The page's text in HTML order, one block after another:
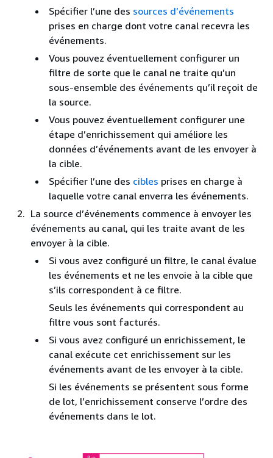
Spécifier l’une des sources d’événements
prises en charge dont votre canal recevra les
événements.
Vous pouvez éventuellement configurer un
filtre de sorte que le canal ne traite qu’un
sous-ensemble des événements qu’il reçoit de
la source.
Vous pouvez éventuellement configurer une
étape d’enrichissement qui améliore les
données d’événements avant de les envoyer à
la cible.
Spécifier l’une des cibles prises en charge à
laquelle votre canal enverra les événements.
La source d’événements commence à envoyer les
événements au canal, qui les traite avant de les
envoyer à la cible.
Si vous avez configuré un filtre, le canal évalue
les événements et ne les envoie à la cible que
s’ils correspondent à ce filtre.
Seuls les événements qui correspondent au
filtre vous sont facturés.
Si vous avez configuré un enrichissement, le
canal exécute cet enrichissement sur les
événements avant de les envoyer à la cible.
Si les événements se présentent sous forme
de lot, l’enrichissement conserve l’ordre des
événements dans le lot.